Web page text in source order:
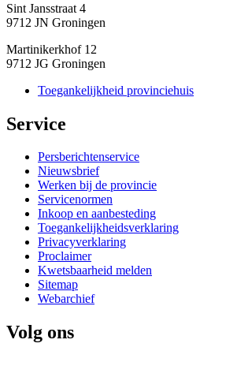
Sint Jansstraat 4
9712 JN Groningen
Martinikerkhof 12
9712 JG Groningen
Toegankelijkheid provinciehuis
Service
Persberichtenservice
Nieuwsbrief
Werken bij de provincie
Servicenormen
Inkoop en aanbesteding
Toegankelijkheidsverklaring
Privacyverklaring
Proclaimer
Kwetsbaarheid melden
Sitemap
Webarchief
Volg ons